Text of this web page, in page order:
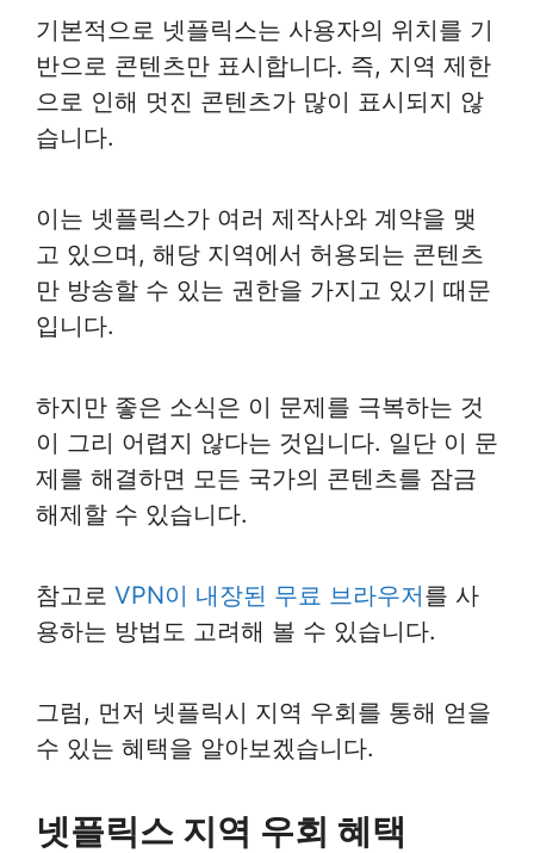
기본적으로 넷플릭스는 사용자의 위치를 기
반으로 콘텐츠만 표시합니다. 즉, 지역 제한
으로 인해 멋진 콘텐츠가 많이 표시되지 않
습니다.
이는 넷플릭스가 여러 제작사와 계약을 맺
고 있으며, 해당 지역에서 허용되는 콘텐츠
만 방송할 수 있는 권한을 가지고 있기 때문
입니다.
하지만 좋은 소식은 이 문제를 극복하는 것
이 그리 어렵지 않다는 것입니다. 일단 이 문
제를 해결하면 모든 국가의 콘텐츠를 잠금
해제할 수 있습니다.
참고로 VPN이 내장된 무료 브라우저를 사
용하는 방법도 고려해 볼 수 있습니다.
그럼, 먼저 넷플릭시 지역 우회를 통해 얻을
수 있는 혜택을 알아보겠습니다.
넷플릭스 지역 우회 혜택